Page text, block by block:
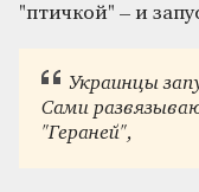
"птичкой" – и
Украинцы
Сами
"Гераней",